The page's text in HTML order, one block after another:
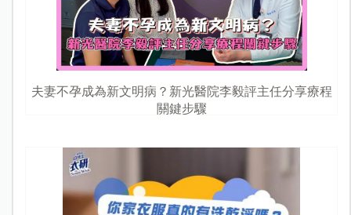
夫妻不孕成為新文明病？新光醫院李毅評主任分享療程
關鍵步驟